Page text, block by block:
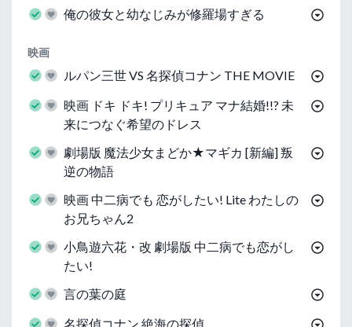
俺の彼女と幼なじみが修羅場すぎる
映画
ルパン三世 VS 名探偵コナン THE MOVIE
映画 ドキ ドキ! プリキュア マナ結婚!!? 未
来につなぐ希望のドレス
劇場版 魔法少女まどか★マギカ [新編] 叛
逆の物語
映画 中二病でも 恋がしたい! Lite わたしの
お兄ちゃん2
小鳥遊六花・改 劇場版 中二病でも恋がし
たい!
言の葉の庭
名探偵コナン 絶海の探偵